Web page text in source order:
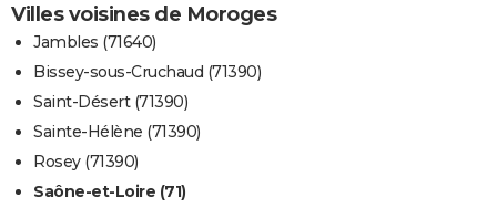
Villes voisines de Moroges
Jambles (71640)
Bissey-sous-Cruchaud (71390)
Saint-Désert (71390)
Sainte-Hélène (71390)
Rosey (71390)
Saône-et-Loire (71)